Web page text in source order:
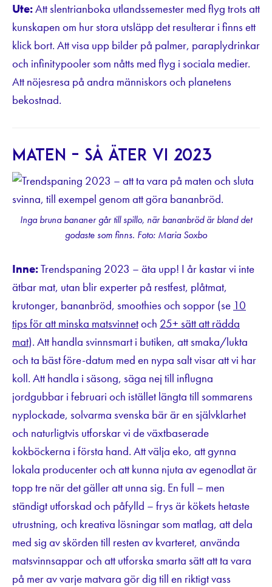
Ute:Att slentrianboka utlandssemester med flyg trots att
kunskapen om hur stora utsläpp det resulterar i finns ett
klick bort. Att visa upp bilder på palmer, paraplydrinkar
och infinitypooler som nåtts med flyg i sociala medier.
Att nöjesresa på andra människors och planetens
bekostnad.
Maten – så äter vi 2023
Inga bruna bananer går till spillo, när bananbröd är bland det
godaste som finns. Foto: Maria Soxbo
Inne:Trendspaning 2023 – äta upp! I år kastar vi inte
ätbar mat, utan blir experter på restfest, plåtmat,
krutonger, bananbröd, smoothies och soppor (se 10
tips för att minska matsvinnetoch 25+ sätt att rädda
mat). Att handla svinnsmart i butiken, att smaka/lukta
och ta bäst före-datum med en nypa salt visar att vi har
koll. Att handla i säsong, säga nej till influgna
jordgubbar i februari och istället längta till sommarens
nyplockade, solvarma svenska bär är en självklarhet
och naturligtvis utforskar vi de växtbaserade
kokböckerna i första hand. Att välja eko, att gynna
lokala producenter och att kunna njuta av egenodlat är
topp tre när det gäller att unna sig. En full – men
ständigt utforskad och påfylld – frys är kökets hetaste
utrustning, och kreativa lösningar som matlag, att dela
med sig av skörden till resten av kvarteret, använda
matsvinnsappar och att utforska smarta sätt att ta vara
på mer av varje matvara gör dig till en riktigt vass